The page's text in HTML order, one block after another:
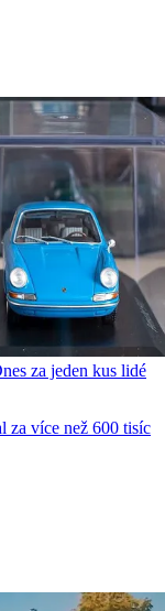
za jeden kus lidé
za více než 600 tisíc